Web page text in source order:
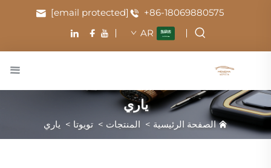
+86-18069880575
[email protected]
AR
ياري
الصفحة الرئيسية > المنتجات > تويوتا > ياري